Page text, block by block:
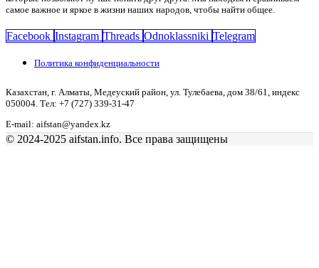
самое важное и яркое в жизни наших народов, чтобы найти общее.
Facebook Instagram Threads Odnoklassniki Telegram
Политика конфиденциальности
Казахстан, г. Алматы, Медеуский район, ул. Тулебаева, дом 38/61, индекс
050004. Тел: +7 (727) 339-31-47
E-mail: aifstan@yandex.kz
© 2024-2025 aifstan.info. Все права защищены